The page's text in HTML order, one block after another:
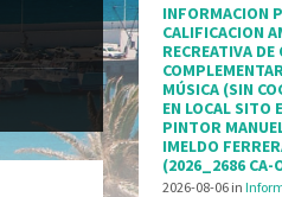
INFORMACION
CALIFICACION
RECREATIVA
MÚSICA (SIN
EN LOCAL SITO
PINTOR
IMELDO
(2026_2686 CA-
2026-08-06 in